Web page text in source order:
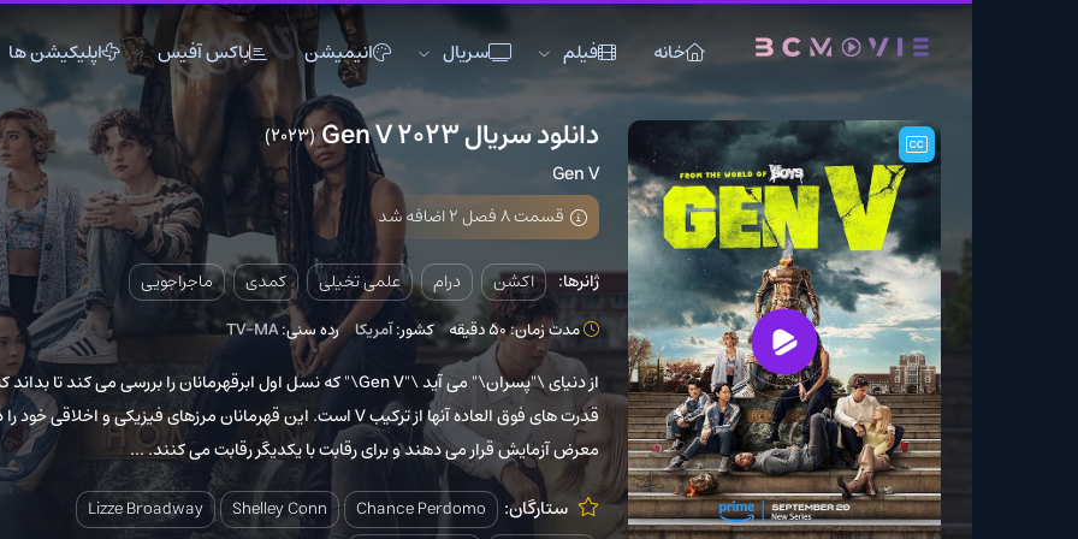
خانه فیلم
اکشن انیمیشن
تاریخی تاک شو
خانوادگی
دلهره آور
عاشقانه
فانتزی کمدی
ماجراجویی
مستند
موزیک
موزیکال
ورزشی
سریال
تاریخی
جنگی
دلهره آور
فانتزی
موزیک
ورزشی
انیمیشن باکس آفیس اپلیکیشن ها
دانلود سریال Gen V 2023 (2023)
Gen V
قسمت 8 فصل 2 اضافه شد
ژانرها: اکشن درام علمی تخیلی کمدی ماجراجویی
مدت زمان: 50 دقیقه کشور:آمریکا رده سنی:TV-MA
از دنیای \"پسران\" می آید \"Gen V\" که نسل اول ابرقهرمانان را بررسی می کند تا بداند که
قدرت های فوق العاده آنها از ترکیب V است. این قهرمانان مرزهای فیزیکی و اخلاقی خود را در
معرض آزمایش قرار می دهند و برای رقابت با یکدیگر رقابت می کنند. ...
ستارگان: Chance Perdomo
Shelley Conn
Lizze Broadway